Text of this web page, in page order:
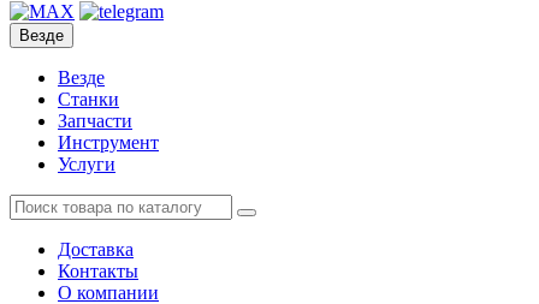
Везде
Везде
Станки
Запчасти
Инструмент
Услуги
Доставка
Контакты
О компании